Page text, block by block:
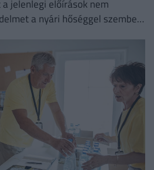
jelenlegi előírások nem
a nyári hőséggel szemben,